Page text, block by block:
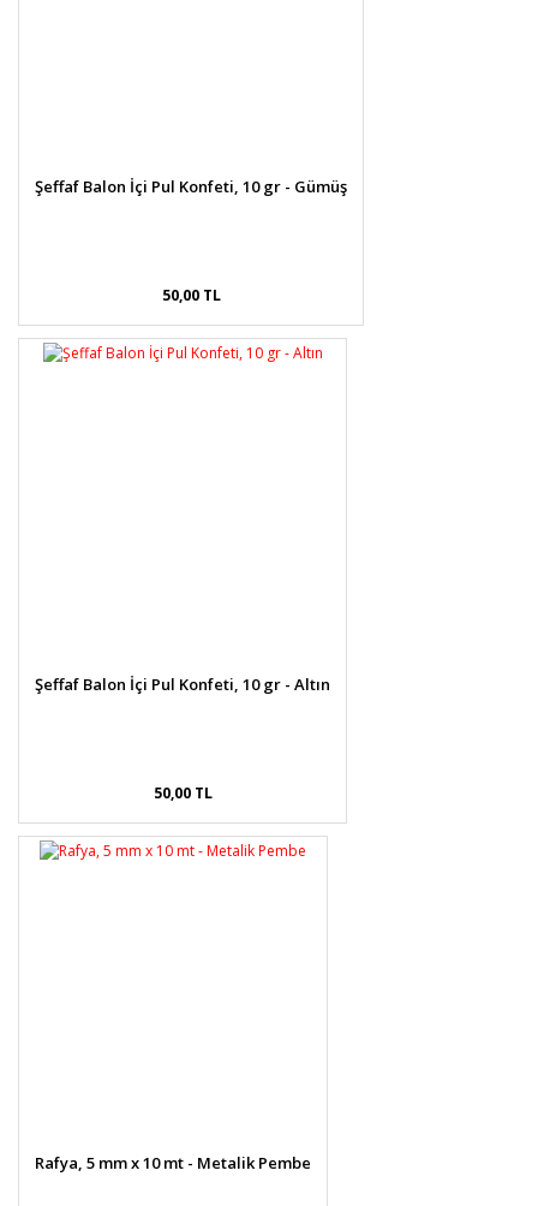
Şeffaf Balon İçi Pul Konfeti, 10 gr - Gümüş
50,00 TL
Şeffaf Balon İçi Pul Konfeti, 10 gr - Altın
50,00 TL
Rafya, 5 mm x 10 mt - Metalik Pembe